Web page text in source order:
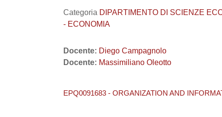
Categoria DIPARTIMENTO DI SCIENZE
- ECONOMIA
Docente: Diego Campagnolo
Docente: Massimiliano Oleotto
EPQ0091683 - ORGANIZATION AND